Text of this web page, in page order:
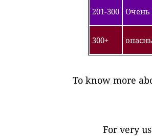
201-300 Очень
300+
To know more
For very